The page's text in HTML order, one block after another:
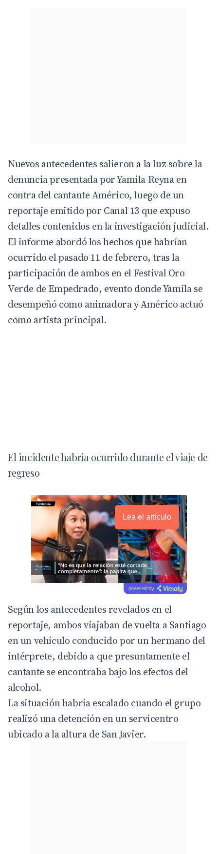
Nuevos antecedentes salieron a la luz sobre la
denuncia presentada porYamila Reynaen
contra del cantanteAmérico, luego de un
reportaje emitido por Canal 13 que expuso
detalles contenidos en la investigación judicial.
El informe abordó los hechos que habrían
ocurrido el pasado 11 de febrero, tras la
participación de ambos en el Festival Oro
Verde de Empedrado, evento donde Yamila se
desempeñó como animadora y Américo actuó
como artista principal.
El incidente habría ocurrido durante el viaje de
regreso
Lea el artículo
powered by
Según los antecedentes revelados en el
reportaje, ambos viajaban de vuelta a Santiago
en un vehículo conducido por un hermano del
intérprete, debido a que presuntamente el
cantante se encontraba bajo los efectos del
alcohol.
La situación habría escalado cuando el grupo
realizó una detención en un servicentro
ubicado a la altura de San Javier.